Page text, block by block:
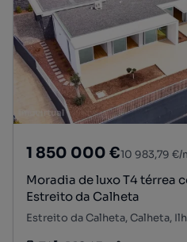
1 850 000 €10 983,79 €/
Moradia de luxo T4 térrea
Estreito da Calheta
Estreito da Calheta, Calheta,